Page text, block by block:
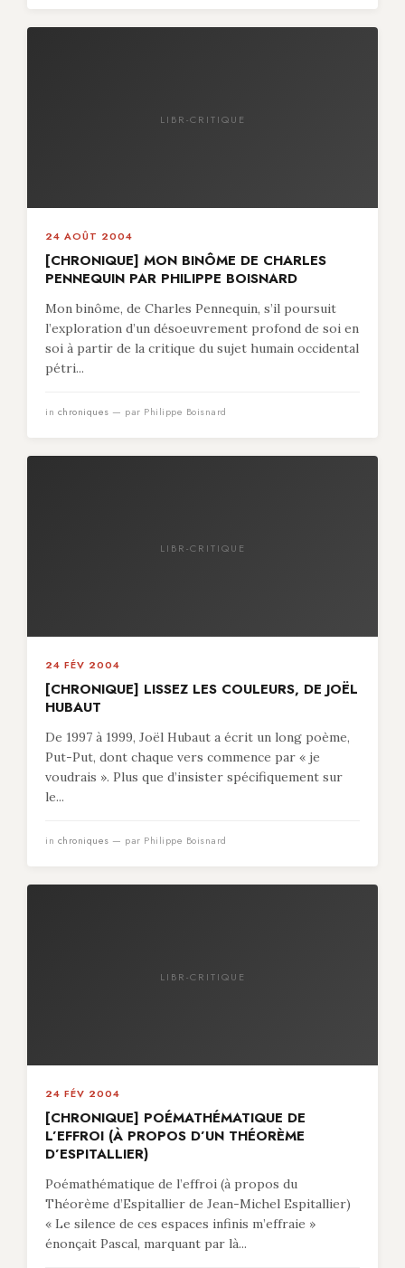
LIBR-CRITIQUE
24 AOÛT 2004
[CHRONIQUE] MON BINÔME DE CHARLES
PENNEQUIN PAR PHILIPPE BOISNARD
Mon binôme, de Charles Pennequin, s’il poursuit
l’exploration d’un désoeuvrement profond de soi en
soi à partir de la critique du sujet humain occidental
pétri...
in chroniques — par Philippe Boisnard
LIBR-CRITIQUE
24 FÉV 2004
[CHRONIQUE] LISSEZ LES COULEURS, DE JOËL
HUBAUT
De 1997 à 1999, Joël Hubaut a écrit un long poème,
Put-Put, dont chaque vers commence par « je
voudrais ». Plus que d’insister spécifiquement sur
le...
in chroniques — par Philippe Boisnard
LIBR-CRITIQUE
24 FÉV 2004
[CHRONIQUE] POÉMATHÉMATIQUE DE
L’EFFROI (À PROPOS D’UN THÉORÈME
D’ESPITALLIER)
Poémathématique de l’effroi (à propos du
Théorème d’Espitallier de Jean-Michel Espitallier)
« Le silence de ces espaces infinis m’effraie »
énonçait Pascal, marquant par là...